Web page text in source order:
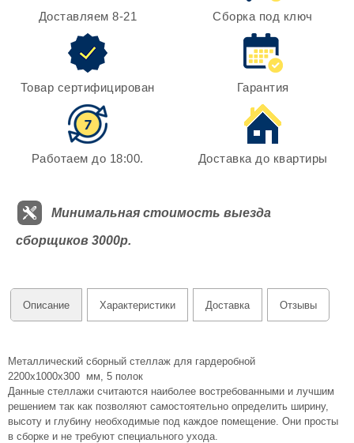
Доставляем 8-21 Сборка под ключ
Товар сертифицирован Гарантия
Работаем до 18:00. Доставка до квартиры
Минимальная стоимость выезда
сборщиков 3000р.
Описание Характеристики Доставка Отзывы
Металлический сборный стеллаж для гардеробной
2200х1000х300 мм, 5 полок
Данные стеллажи считаются наиболее востребованными и лучшим
решением так как позволяют самостоятельно определить ширину,
высоту и глубину необходимые под каждое помещение. Они просты
в сборке и не требуют специального ухода.